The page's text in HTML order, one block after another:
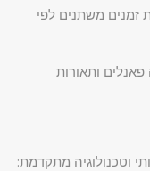
זמנים משתנים לפי
פאנלים ותאורות
וטכנולוגיה מתקדמת: